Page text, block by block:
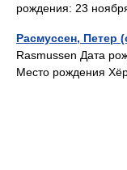
рождения: 23
Расмуссен, Петер
Rasmussen Дата
Место рождения